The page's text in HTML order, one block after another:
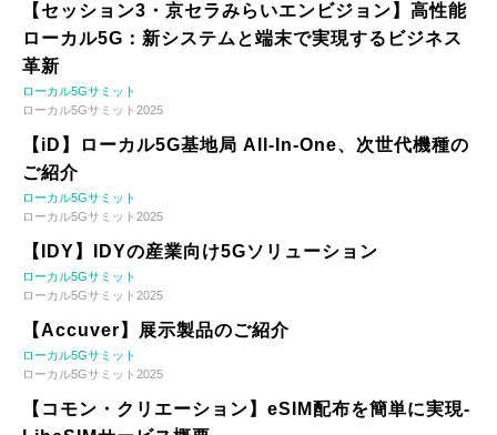
【セッション3・京セラみらいエンビジョン】高性能
ローカル5G：新システムと端末で実現するビジネス
革新
ローカル5Gサミット
ローカル5Gサミット2025
【iD】ローカル5G基地局 All-In-One、次世代機種の
ご紹介
ローカル5Gサミット
ローカル5Gサミット2025
【IDY】IDYの産業向け5Gソリューション
ローカル5Gサミット
ローカル5Gサミット2025
【Accuver】展示製品のご紹介
ローカル5Gサミット
ローカル5Gサミット2025
【コモン・クリエーション】eSIM配布を簡単に実現-